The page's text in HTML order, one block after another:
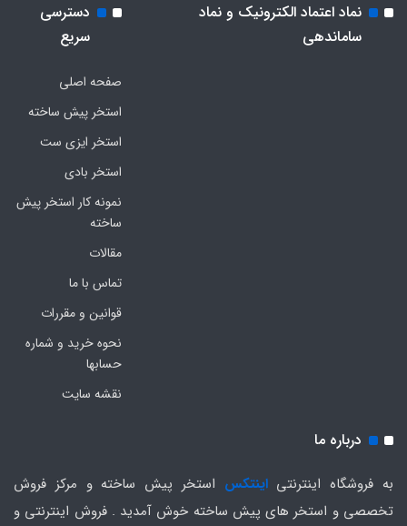
نماد اعتماد الکترونیک و نماد
ساماندهی
دسترسی
سریع
صفحه اصلی
استخر پیش ساخته
استخر ایزی ست
استخر بادی
نمونه کار استخر پیش
ساخته
مقالات
تماس با ما
قوانین و مقررات
نحوه خرید و شماره
حسابها
نقشه سایت
درباره ما
به فروشگاه اینترنتیاینتکس استخر پیش ساخته و مرکز فروش
تخصصی و استخر های پیش ساخته خوش آمدید . فروش اینترنتی و